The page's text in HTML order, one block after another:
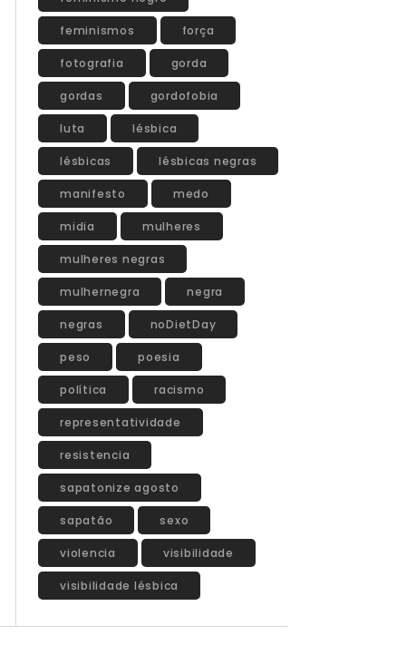
feminismos força
fotografia gorda
gordas gordofobia
luta lésbica
lésbicas lésbicas negras
manifesto medo
midia mulheres
mulheres negras
mulhernegra negra
negras noDietDay
peso poesia
política racismo
representatividade
resistencia
sapatonize agosto
sapatão sexo
violencia visibilidade
visibilidade lésbica